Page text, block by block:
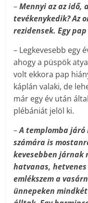
–Mennyi az az idő,
tevékenykedik? Az
rezidensek. Egy
– Legkevesebb egy
ahogy a püspök
volt ekkora pap
káplán valaki, de
már egy év után
plébániát jelöl ki.
–A templomba járó
számára is
kevesebben járnak
hatvanas,
emlékszem a
ünnepeken